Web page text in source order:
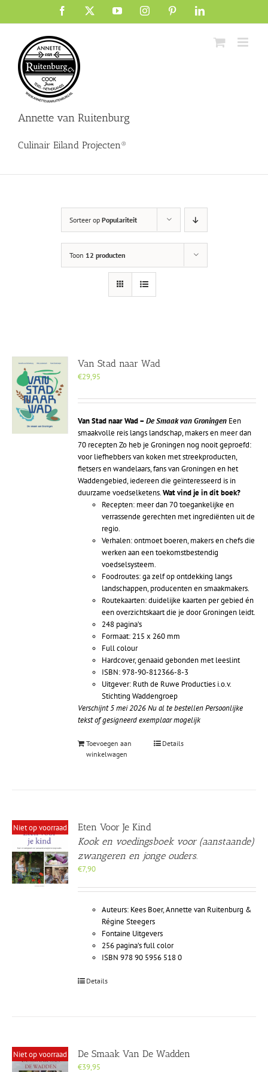
Facebook YouTubeInstagramPinterestLinkedIn
Annette van Ruitenburg
Culinair Eiland Projecten®
Sorteer op Populariteit
Toon 12 producten
Van Stad naar Wad
€29,95
Van Stad naar Wad –De Smaak van Groningen Een
smaakvolle reis langs landschap, makers en meer dan
70 recepten Zo heb je Groningen nog nooit geproefd:
voor liefhebbers van koken met streekproducten,
fietsers en wandelaars, fans van Groningen en het
Waddengebied, iedereen die geïnteresseerd is in
duurzame voedselketens.Wat vind je in dit boek?
Recepten: meer dan 70 toegankelijke en
verrassende gerechten met ingrediënten uit de
regio.
Verhalen: ontmoet boeren, makers en chefs die
werken aan een toekomstbestendig
voedselsysteem.
Foodroutes: ga zelf op ontdekking langs
landschappen, producenten en smaakmakers.
Routekaarten: duidelijke kaarten per gebied én
een overzichtskaart die je door Groningen leidt.
248 pagina’s
Formaat: 215 x 260 mm
Full colour
Hardcover, genaaid gebonden met leeslint
ISBN: 978-90-812366-8-3
Uitgever: Ruth de Ruwe Producties i.o.v.
Stichting Waddengroep
Verschijnt 5 mei 2026Nu al te bestellenPersoonlijke
tekst of gesigneerd exemplaar mogelijk
Toevoegen aan
winkelwagen
Details
Niet op voorraad
Eten Voor Je Kind
Kook en voedingsboek voor (aanstaande)
zwangeren en jonge ouders.
€7,90
Auteurs: Kees Boer, Annette van Ruitenburg &
Régine Steegers
Fontaine Uitgevers
256 pagina’s full color
ISBN 978 90 5956 518 0
Details
Niet op voorraad De Smaak Van De Wadden
€39,95